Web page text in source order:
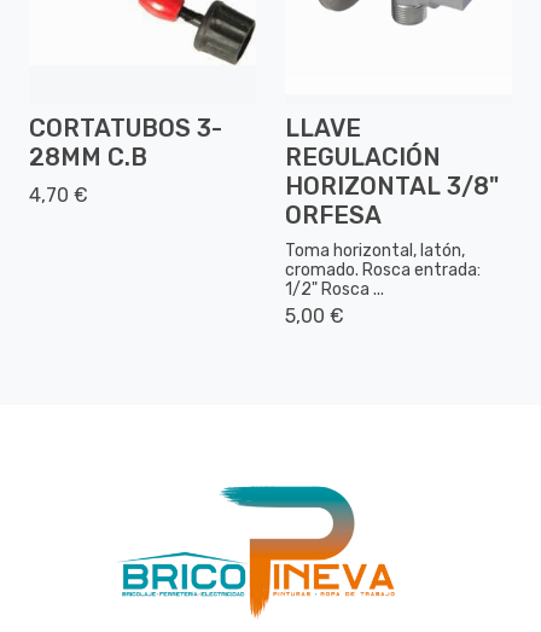
CORTATUBOS 3-
28MM C.B
4,70 €
LLAVE
REGULACIÓN
HORIZONTAL 3/8"
ORFESA
Toma horizontal, latón,
cromado. Rosca entrada:
1/2" Rosca ...
5,00 €